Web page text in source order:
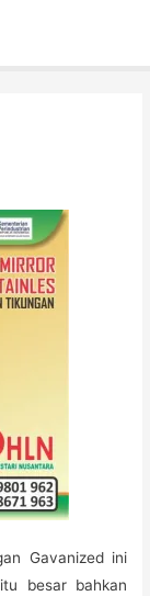
Gavanized ini
besar bahkan